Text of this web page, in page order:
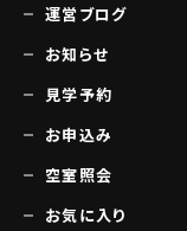
運営ブログ
お知らせ
見学予約
お申込み
空室照会
お気に入り